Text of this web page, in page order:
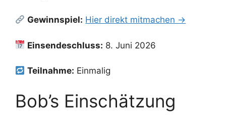
Gewinnspiel: Hier direkt mitmachen →
Einsendeschluss: 8. Juni 2026
Teilnahme: Einmalig
Bob’s Einschätzung